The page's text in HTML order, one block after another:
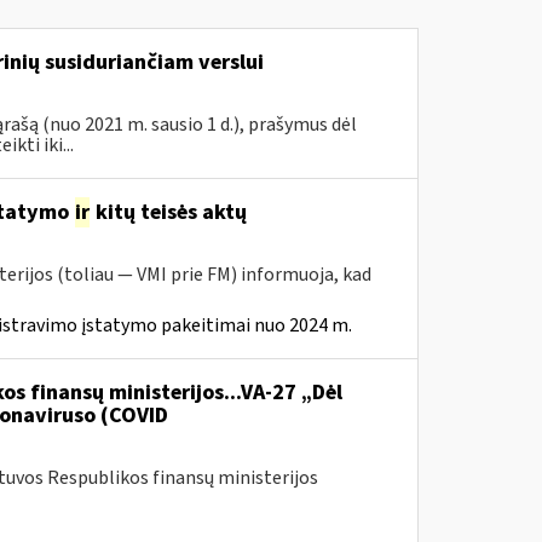
susiduriančiam verslui
(nuo 2021 m. sausio 1 d.), prašymus dėl
iki...
irkitų teisės aktų
(toliau — VMI prie FM) informuoja, kad
įstatymo pakeitimai nuo 2024 m.
finansų ministerijos...VA-27 „Dėl
(COVID
Respublikos finansų ministerijos